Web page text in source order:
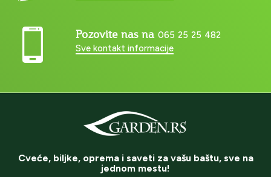
Pozovite nas na 065 25 25 482
Sve kontakt informacije
Cveće, biljke, oprema i saveti za vašu baštu, sve na
jednom mestu!